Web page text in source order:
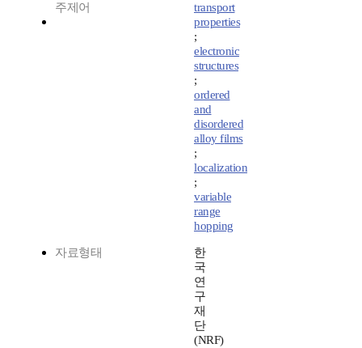
주제어
transport
properties
;
electronic
structures
;
ordered
and
disordered
alloy films
;
localization
;
variable
range
hopping
자료형태
한
국
연
구
재
단
(NRF)